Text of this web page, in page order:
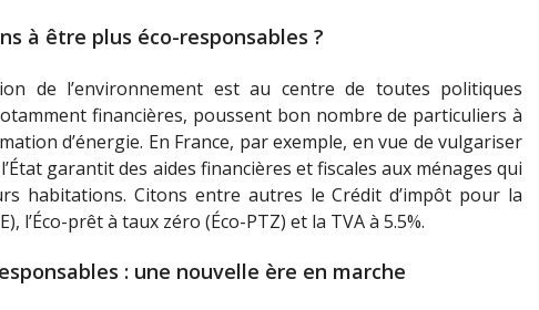
à être plus éco-responsables ?
de l’environnement est au centre de toutes politiques
financières, poussent bon nombre de particuliers à
d’énergie. En France, par exemple, en vue de vulgariser
garantit des aides financières et fiscales aux ménages qui
habitations. Citons entre autres le Crédit d’impôt pour la
l’Éco-prêt à taux zéro (Éco-PTZ) et la TVA à 5.5%.
: une nouvelle ère en marche